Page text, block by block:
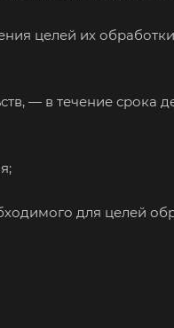
целей их
— в течение срока
для целей